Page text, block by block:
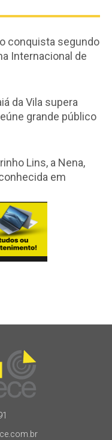
conquista segundo
Internacional de
da Vila supera
grande público
Lins, a Nena,
em